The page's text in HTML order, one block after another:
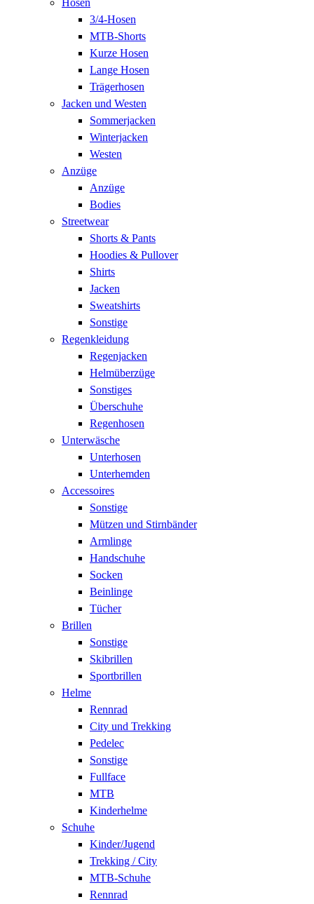
3/4-Hosen
MTB-Shorts
Kurze Hosen
Lange Hosen
Trägerhosen
Jacken und Westen
Sommerjacken
Winterjacken
Westen
Anzüge
Anzüge
Bodies
Streetwear
Shorts & Pants
Hoodies & Pullover
Shirts
Jacken
Sweatshirts
Sonstige
Regenkleidung
Regenjacken
Helmüberzüge
Sonstiges
Überschuhe
Regenhosen
Unterwäsche
Unterhosen
Unterhemden
Accessoires
Sonstige
Mützen und Stirnbänder
Armlinge
Handschuhe
Socken
Beinlinge
Tücher
Brillen
Sonstige
Skibrillen
Sportbrillen
Helme
Rennrad
City und Trekking
Pedelec
Sonstige
Fullface
MTB
Kinderhelme
Schuhe
Kinder/Jugend
Trekking / City
MTB-Schuhe
Rennrad